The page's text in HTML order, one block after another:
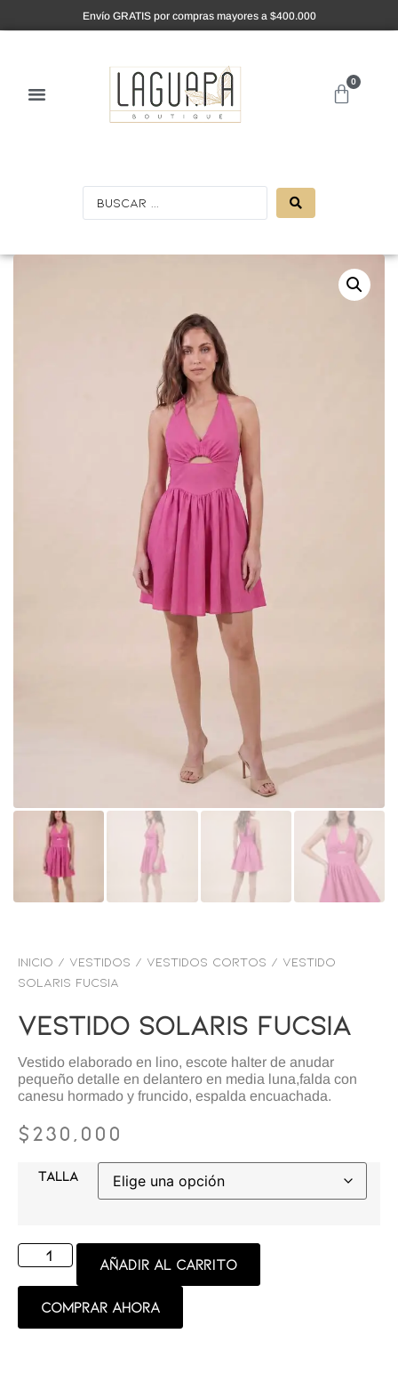
Envío GRATIS por compras mayores a $400.000
0
Inicio / VESTIDOS / Vestidos Cortos / Vestido
solaris fucsia
Vestido Solaris Fucsia
Vestido elaborado en lino, escote halter de anudar
pequeño detalle en delantero en media luna,falda con
canesu hormado y fruncido, espalda encuachada.
$230,000
TALLA
Añadir al carrito
Comprar ahora